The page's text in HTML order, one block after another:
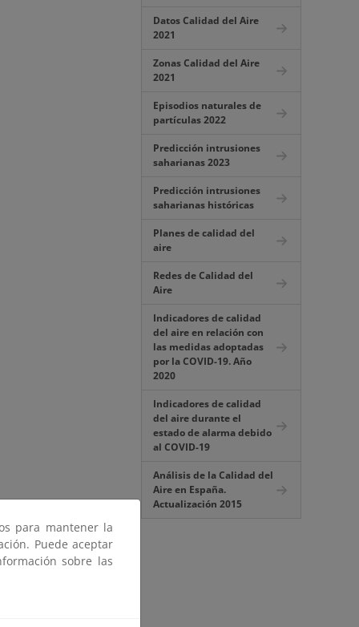
Datos Calidad del Aire
2021
Zonas Calidad del Aire
2021
Episodios naturales de
partículas 2022
Predicción intrusiones
saharianas 2023
Predicción intrusiones
saharianas históricas
Planes de calidad del
aire
Redes de Calidad del
Aire
Indicadores de calidad
del aire en relación con
las medidas adoptadas
por la COVID-19. Año
2020
Indicadores de calidad
del aire durante el
estado de alarma debido
al COVID-19
Análisis de la Calidad del
Aire en España.
Actualización 2015
para mantener la
Puede aceptar
sobre las